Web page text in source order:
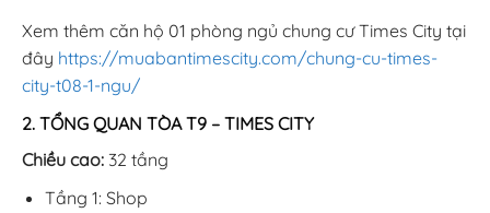
Xem thêm căn hộ 01 phòng ngủ chung cư Times City tại
đây https://muabantimescity.com/chung-cu-times-
city-t08-1-ngu/
2. TỔNG QUAN TÒA T9 – TIMES CITY
Chiều cao: 32 tầng
Tầng 1: Shop